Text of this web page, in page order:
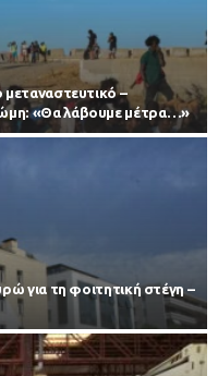
μεταναστευτικό –
«Θα λάβουμε μέτρα…»
για τη φοιτητική στέγη –